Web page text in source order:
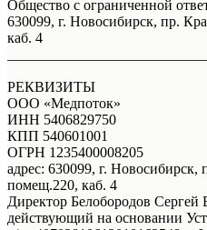
Общество с ограниченной
630099, г. Новосибирск, пр.
каб. 4
РЕКВИЗИТЫ
ООО «Медпоток»
ИНН 5406829750
КПП 540601001
ОГРН 1235400008205
адрес: 630099, г.
помещ.220, каб. 4
Директор Белобородов Сергей
действующий на основании